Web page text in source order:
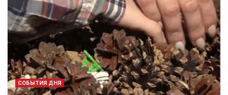
СОБЫТИЯ ДНЯ